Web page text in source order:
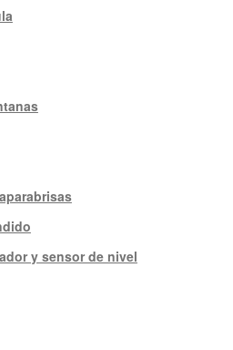
y sensor de nivel